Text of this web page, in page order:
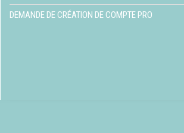
DEMANDE DE CRÉATION DE COMPTE PRO